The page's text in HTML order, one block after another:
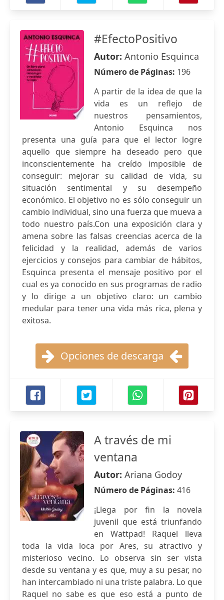
#EfectoPositivo
Autor: Antonio Esquinca
Número de Páginas: 196
A partir de la idea de que la
vida es un reflejo de
nuestros pensamientos,
Antonio Esquinca nos
presenta una guía para que el lector logre
aquello que siempre ha deseado pero que
inconscientemente ha creído imposible de
conseguir: mejorar su calidad de vida, su
situación sentimental y su desempeño
económico. El objetivo no es sólo conseguir un
cambio individual, sino una fuerza que mueva a
todo nuestro país.Con una exposición clara y
amena sobre las falsas creencias acerca de la
felicidad y la realidad, además de varios
ejercicios y consejos para cambiar de hábitos,
Esquinca presenta el mensaje positivo por el
cual es ya conocido en sus programas de radio
y lo dirige a un objetivo claro: un cambio
medular para tener una vida más rica, plena y
exitosa.
Opciones de descarga
A través de mi
ventana
Autor: Ariana Godoy
Número de Páginas: 416
¡Llega por fin la novela
juvenil que está triunfando
en Wattpad! Raquel lleva
toda la vida loca por Ares, su atractivo y
misterioso vecino. Lo observa sin ser vista
desde su ventana y es que, muy a su pesar, no
han intercambiado ni una triste palabra. Lo que
Raquel no sabe es que eso está a punto de